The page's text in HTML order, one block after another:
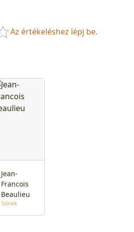
Az értékeléshez lépj be.
Jean-
Francois
Beaulieu
Színek